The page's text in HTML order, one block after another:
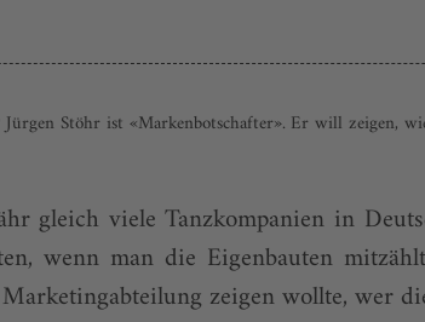
Stöhr ist «Markenbotschafter». Er will zeigen,
gleich viele Tanzkompanien in
wenn man die Eigenbauten
zeigen wollte, wer